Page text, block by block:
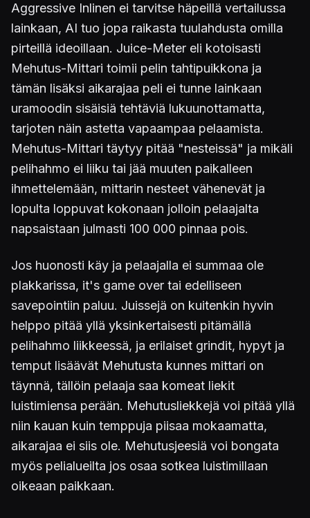
Aggressive Inlinen ei tarvitse häpeillä vertailussa
lainkaan, AI tuo jopa raikasta tuulahdusta omilla
pirteillä ideoillaan. Juice-Meter eli kotoisasti
Mehutus-Mittari toimii pelin tahtipuikkona ja
tämän lisäksi aikarajaa peli ei tunne lainkaan
uramoodin sisäisiä tehtäviä lukuunottamatta,
tarjoten näin astetta vapaampaa pelaamista.
Mehutus-Mittari täytyy pitää "nesteissä" ja mikäli
pelihahmo ei liiku tai jää muuten paikalleen
ihmettelemään, mittarin nesteet vähenevät ja
lopulta loppuvat kokonaan jolloin pelaajalta
napsaistaan julmasti 100 000 pinnaa pois.
Jos huonosti käy ja pelaajalla ei summaa ole
plakkarissa, it's game over tai edelliseen
savepointiin paluu. Juissejä on kuitenkin hyvin
helppo pitää yllä yksinkertaisesti pitämällä
pelihahmo liikkeessä, ja erilaiset grindit, hypyt ja
temput lisäävät Mehutusta kunnes mittari on
täynnä, tällöin pelaaja saa komeat liekit
luistimiensa perään. Mehutusliekkejä voi pitää yllä
niin kauan kuin temppuja piisaa mokaamatta,
aikarajaa ei siis ole. Mehutusjeesiä voi bongata
myös pelialueilta jos osaa sotkea luistimillaan
oikeaan paikkaan.